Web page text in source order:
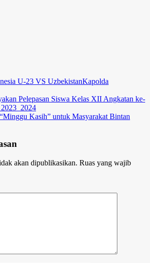
U-23 VS UzbekistanKapolda
Pelepasan Siswa Kelas XII Angkatan ke-
Kasih” untuk Masyarakat Bintan
akan dipublikasikan. Ruas yang wajib